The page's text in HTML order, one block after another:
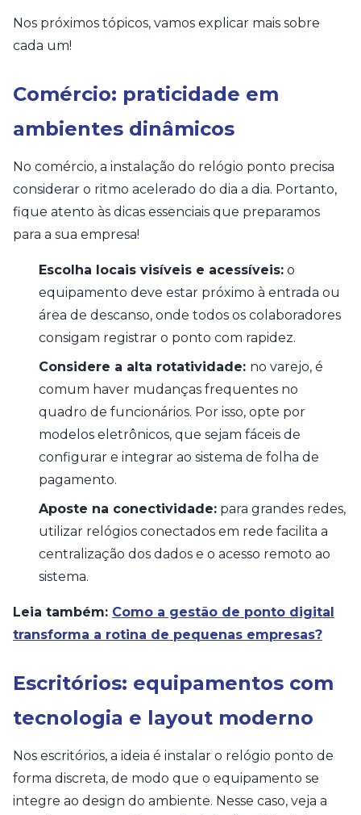
Nos próximos tópicos, vamos explicar mais sobre
cada um!
Comércio: praticidade em
ambientes dinâmicos
No comércio, a instalação do relógio ponto precisa
considerar o ritmo acelerado do dia a dia. Portanto,
fique atento às dicas essenciais que preparamos
para a sua empresa!
Escolha locais visíveis e acessíveis: o
equipamento deve estar próximo à entrada ou
área de descanso, onde todos os colaboradores
consigam registrar o ponto com rapidez.
Considere a alta rotatividade: no varejo, é
comum haver mudanças frequentes no
quadro de funcionários. Por isso, opte por
modelos eletrônicos, que sejam fáceis de
configurar e integrar ao sistema de folha de
pagamento.
Aposte na conectividade: para grandes redes,
utilizar relógios conectados em rede facilita a
centralização dos dados e o acesso remoto ao
sistema.
Leia também: Como a gestão de ponto digital
transforma a rotina de pequenas empresas?
Escritórios: equipamentos com
tecnologia e layout moderno
Nos escritórios, a ideia é instalar o relógio ponto de
forma discreta, de modo que o equipamento se
integre ao design do ambiente. Nesse caso, veja a